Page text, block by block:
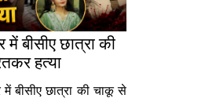
में बीसीए छात्रा की
हत्या
में बीसीए छात्रा की चाकू से